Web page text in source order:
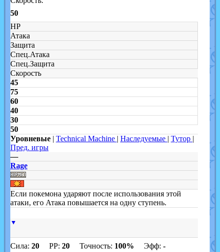
50
HP
Атака
Защита
Спец.Атака
Спец.Защита
Скорость
45
75
60
40
30
50
Уровневые | Technical Machine | Наследуемые | Тутор |
Пред. игры
—
Rage
Если покемона ударяют после использования этой
атаки, его Атака повышается на одну ступень.
▼
Сила: 20PP: 20Точность: 100% Эфф: -